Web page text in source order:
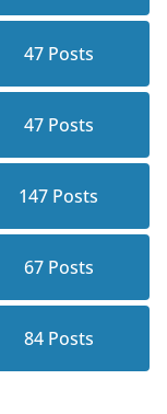
47Posts
47Posts
147 Posts
67Posts
84Posts